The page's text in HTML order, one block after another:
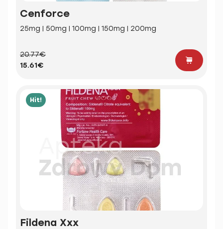
Cenforce
25mg | 50mg | 100mg | 150mg | 200mg
20.77€
15.61€
Hit!
Fildena Xxx